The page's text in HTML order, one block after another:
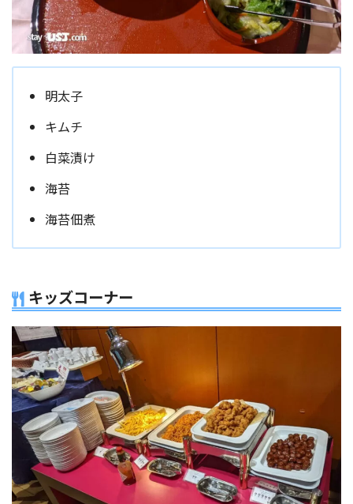
明太子
キムチ
白菜漬け
海苔
海苔佃煮
キッズコーナー